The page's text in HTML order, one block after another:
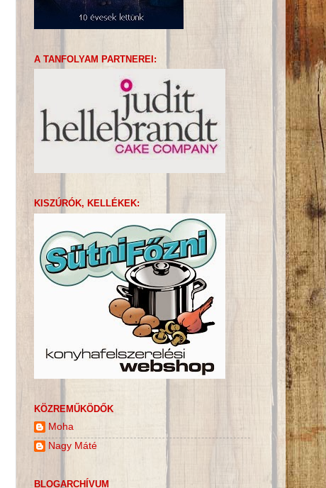
A TANFOLYAM PARTNEREI:
KISZÚRÓK, KELLÉKEK:
KÖZREMŰKÖDŐK
Moha
Nagy Máté
BLOGARCHÍVUM